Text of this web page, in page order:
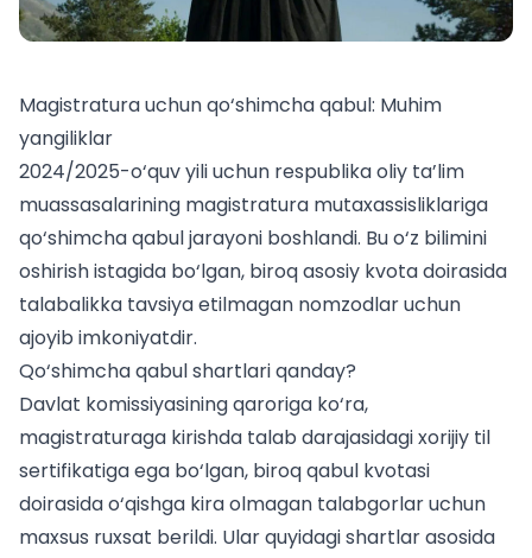
Magistratura uchun qo‘shimcha qabul: Muhim
yangiliklar
2024/2025-o‘quv yili uchun respublika oliy ta’lim
muassasalarining magistratura mutaxassisliklariga
qo‘shimcha qabul jarayoni boshlandi. Bu o‘z bilimini
oshirish istagida bo‘lgan, biroq asosiy kvota doirasida
talabalikka tavsiya etilmagan nomzodlar uchun
ajoyib imkoniyatdir.
Qo‘shimcha qabul shartlari qanday?
Davlat komissiyasining qaroriga ko‘ra,
magistraturaga kirishda talab darajasidagi xorijiy til
sertifikatiga ega bo‘lgan, biroq qabul kvotasi
doirasida o‘qishga kira olmagan talabgorlar uchun
maxsus ruxsat berildi. Ular quyidagi shartlar asosida